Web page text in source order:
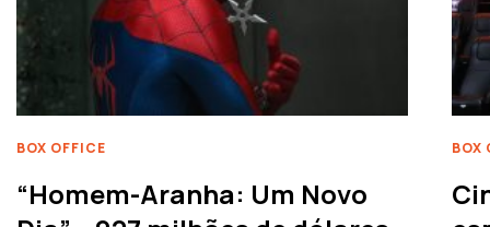
BOX OFFICE
“Homem-Aranha: Um Novo
BOX